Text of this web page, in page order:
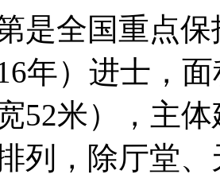
是全国重点
年）进士，
52米），主
列，除厅堂